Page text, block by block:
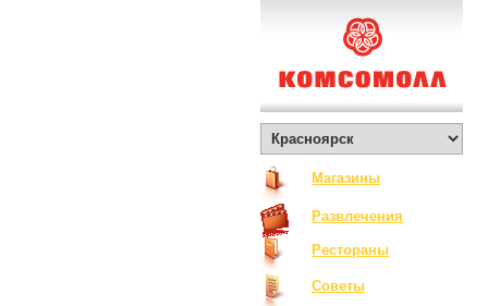
Магазины
Развлечения
Рестораны
Советы